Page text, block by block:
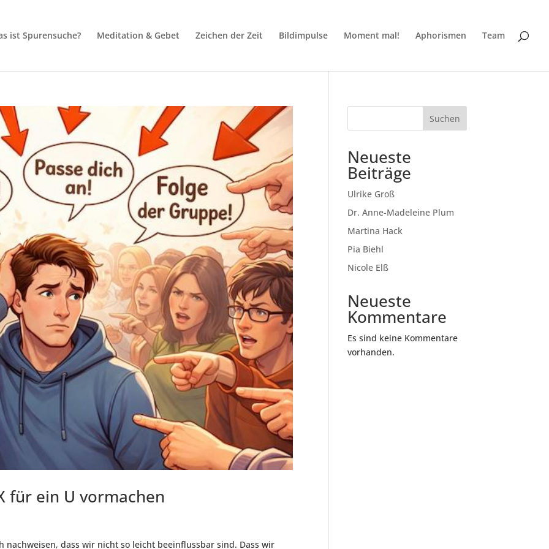
ist Spurensuche? Meditation & Gebet Zeichen der Zeit Bildimpulse Moment mal! Aphorismen Team
für ein U vormachen
nachweisen, dass wir nicht so leicht beeinflussbar sind. Dass wir
Suchen
Neueste
Beiträge
Ulrike Groß
Dr. Anne-Madeleine Plum
Martina Hack
Pia Biehl
Nicole Elß
Neueste
Kommentare
Es sind keine Kommentare
vorhanden.